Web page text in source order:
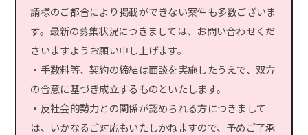
請様のご都合により掲載ができない案件も多数ございま
す。最新の募集状況につきましては、お問い合わせくだ
さいますようお願い申し上げます。
・手数料等、契約の締結は面談を実施したうえで、双方
の合意に基づき成立するものといたします。
・反社会的勢力との関係が認められる方につきまして
は、いかなるご対応もいたしかねますので、予めご了承